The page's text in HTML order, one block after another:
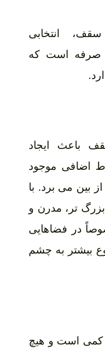
انتخابی
صرفه است که
باعث ایجاد
اضافی موجود
بین می برد. با
تر، مدرن و
در فضاهایی
بیشتر به چشم
کمی است و هیچ